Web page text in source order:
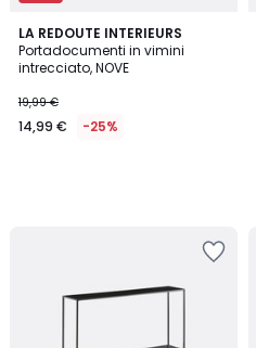
LA REDOUTE INTERIEURS
Portadocumenti in vimini
intrecciato, NOVE
19,99 €
14,99 € -25%